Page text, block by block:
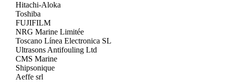
Hitachi-Aloka
Toshiba
FUJIFILM
NRG Marine Limitée
Toscano Línea Electronica SL
Ultrasons Antifouling Ltd
CMS Marine
Shipsonique
Aeffe srl